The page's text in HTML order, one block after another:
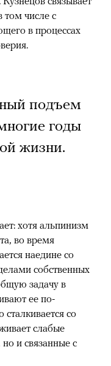
числе с
в процессах
подъем
годы
жизни.
хотя альпинизм
во время
наедине со
собственных
задачу в
ее по-
со
слабые
и связанные с